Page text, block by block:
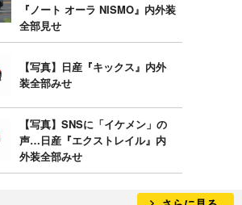
『ノート オーラ NISMO』内外装
全部見せ
【写真】日産『キックス』内外
装全部みせ
【写真】SNSに「イケメン」の
声…日産『エクストレイル』内
外装全部みせ